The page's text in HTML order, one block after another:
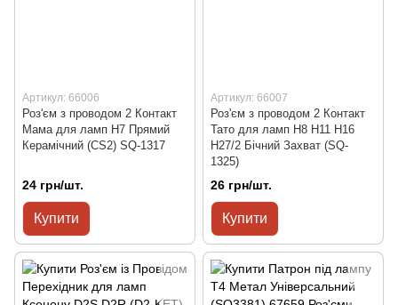
Артикул: 66006
Роз'єм з проводом 2 Контакт
Мама для ламп H7 Прямий
Керамічний (CS2) SQ-1317
24 грн/шт.
Купити
Артикул: 66007
Роз'єм з проводом 2 Контакт
Тато для ламп H8 H11 H16
H27/2 Бічний Захват (SQ-
1325)
26 грн/шт.
Купити